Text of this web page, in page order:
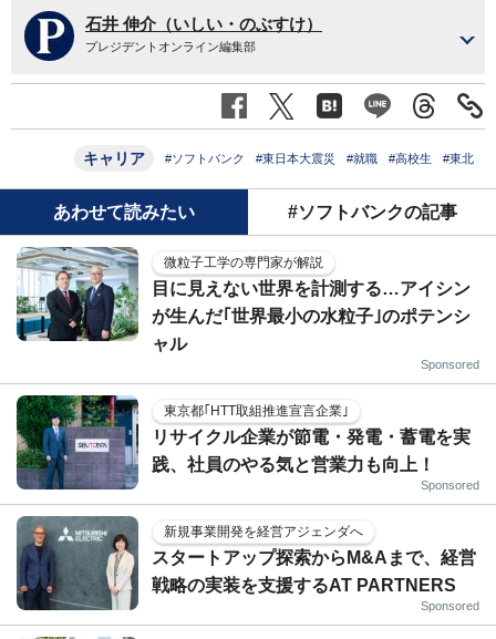
石井 伸介（いしい・のぶすけ）
プレジデントオンライン編集部
キャリア #ソフトバンク #東日本大震災 #就職 #高校生 #東北
あわせて読みたい #ソフトバンクの記事
微粒子工学の専門家が解説
目に見えない世界を計測する…アイシン
が生んだ｢世界最小の水粒子｣のポテンシ
ャル
Sponsored
東京都｢HTT取組推進宣言企業｣
リサイクル企業が節電・発電・蓄電を実
践、社員のやる気と営業力も向上！
Sponsored
新規事業開発を経営アジェンダへ
スタートアップ探索からM&Aまで、経営
戦略の実装を支援するAT PARTNERS
Sponsored